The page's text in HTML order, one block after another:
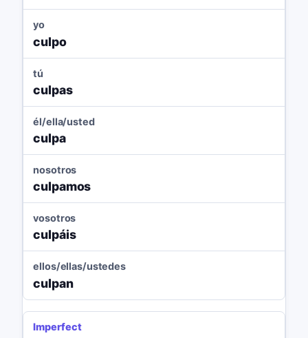
yo
culpo
tú
culpas
él/ella/usted
culpa
nosotros
culpamos
vosotros
culpáis
ellos/ellas/ustedes
culpan
Imperfect